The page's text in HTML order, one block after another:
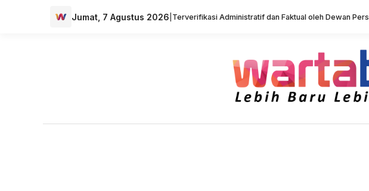
Jumat, 7 Agustus 2026 Terverifikasi Administratif dan Faktual oleh Dewan Pers